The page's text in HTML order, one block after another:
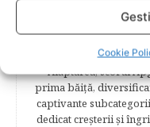
Cookie
naştere. Tot aici
naşterii şi recuperării
ANIŞOR – este un
Alăptarea, scorul
prima băiţă,
captivante
dedicat creşterii şi